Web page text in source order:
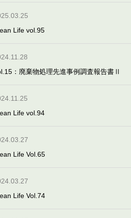
Life vol.95
：廃棄物処理先進事例調査報告書Ⅱ
Life vol.94
Life Vol.65
Life Vol.74